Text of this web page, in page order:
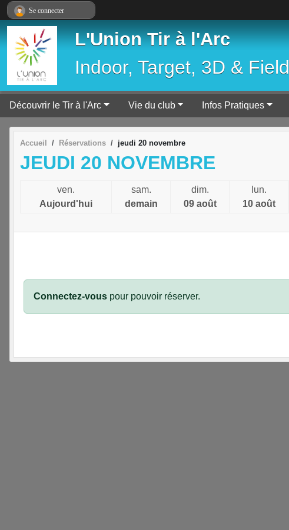
L'Union Tir à l'Arc
Indoor, Target, 3D & Field
Découvrir le Tir à l'Arc Vie du club Infos Pratiques
Accueil Réservations jeudi 20 novembre
JEUDI 20 NOVEMBRE
ven.
Aujourd'hui
sam.
demain
dim.
09 août
lun.
10 août
Connectez-vous pour pouvoir réserver.
Se connecter
Panneau de gestion des cookies